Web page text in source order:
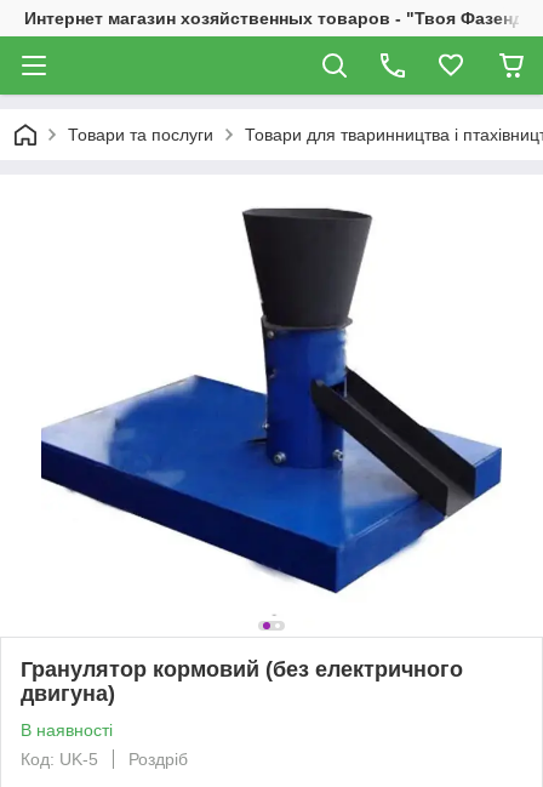
Интернет магазин хозяйственных товаров - "Твоя
Товари та послуги Товари для тваринництва і
Гранулятор кормовий (без електричного
двигуна)
В наявності
Код: UK-5
Роздріб